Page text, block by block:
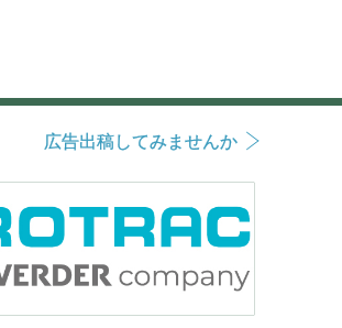
広告出稿してみませんか